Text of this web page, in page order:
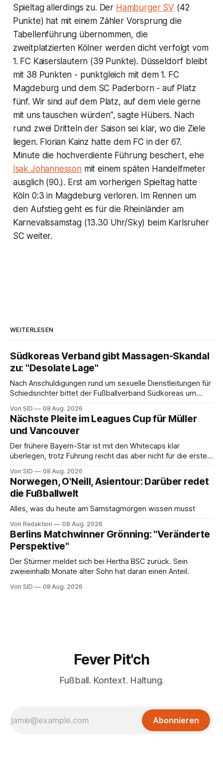
Spieltag allerdings zu. Der Hamburger SV (42
Punkte) hat mit einem Zähler Vorsprung die
Tabellenführung übernommen, die
zweitplatzierten Kölner werden dicht verfolgt vom
1. FC Kaiserslautern (39 Punkte). Düsseldorf bleibt
mit 38 Punkten - punktgleich mit dem 1. FC
Magdeburg und dem SC Paderborn - auf Platz
fünf. Wir sind auf dem Platz, auf dem viele gerne
mit uns tauschen würden", sagte Hübers. Nach
rund zwei Dritteln der Saison sei klar, wo die Ziele
liegen. Florian Kainz hatte dem FC in der 67.
Minute die hochverdiente Führung beschert, ehe
Isak Johannessonmit einem späten Handelfmeter
ausglich (90.). Erst am vorherigen Spieltag hatte
Köln 0:3 in Magdeburg verloren. Im Rennen um
den Aufstieg geht es für die Rheinländer am
Karnevalssamstag (13.30 Uhr/Sky) beim Karlsruher
SC weiter.
WEITERLESEN
Südkoreas Verband gibt Massagen-Skandal
zu: "Desolate Lage"
Nach Anschuldigungen rund um sexuelle Dienstleitungen für
Schiedsrichter bittet der Fußballverband Südkoreas um
Von SID 08 Aug. 2026
Nächste Pleite im Leagues Cup für Müller
und Vancouver
Der frühere Bayern-Star ist mit den Whitecaps klar
überlegen, trotz Führung reicht das aber nicht für die ersten
Von SID 08 Aug. 2026
Norwegen, O'Neill, Asientour: Darüber redet
die Fußballwelt
Alles, was du heute am Samstagmorgen wissen musst
Von Redaktion 08 Aug. 2026
Berlins Matchwinner Grönning: "Veränderte
Perspektive"
Der Stürmer meldet sich bei Hertha BSC zurück. Sein
zweieinhalb Monate alter Sohn hat daran einen Anteil.
Von SID 08 Aug. 2026
Fever Pit'ch
Fußball. Kontext. Haltung.
Abonnieren